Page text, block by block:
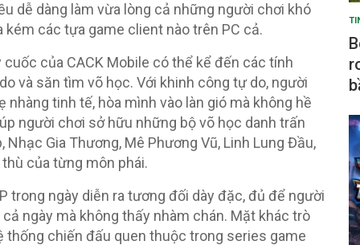
dễ dàng làm vừa lòng cả những người chơi khó
các tựa game client nào trên PC cả.
của CACK Mobile có thể kể đến các tính
và săn tìm võ học. Với khinh công tự do, người
tinh tế, hòa mình vào làn gió mà không hề
người chơi sở hữu những bộ võ học danh trấn
Gia Thương, Mê Phương Vũ, Linh Lung Đầu,
của từng môn phái.
trong ngày diễn ra tương đối dày đặc, đủ để người
ngày mà không thấy nhàm chán. Mặt khác trò
thống chiến đấu quen thuộc trong series game